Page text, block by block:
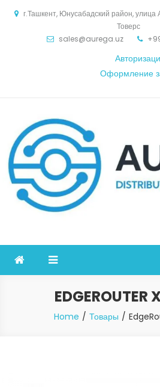
г.Ташкент, Юнусабадский район,
Товерс
sales@aurega.uz
Оформление
EDGEROUTER
Home Товары